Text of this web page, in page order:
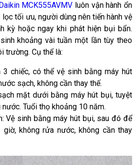
MCK555AVMV luôn vận hành ổn
tối ưu, người dùng nên tiến hành vệ
kỳ hoặc ngay khi phát hiện bụi bẩn.
khoảng vài tuần một lần tùy theo
trường. Cụ thể là:
3 chiếc, có thể vệ sinh bằng máy hút
sạch, không cần thay thế.
mặt dưới bằng máy hút bụi, tuyệt
Tuổi thọ khoảng 10 năm.
Vệ sinh bằng máy hút bụi, sau đó để
không rửa nước, không cần thay